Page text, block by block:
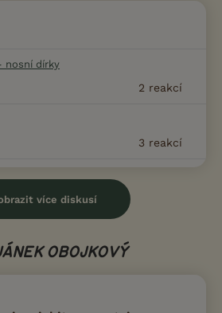
nosní dírky
2 reakcí
3 reakcí
více diskusí
OBOJKOVÝ